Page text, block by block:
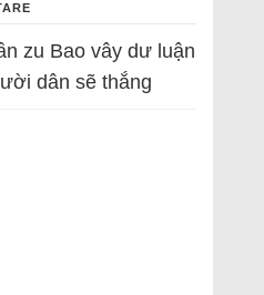
zu Bao vây dư luận
dân sẽ thắng